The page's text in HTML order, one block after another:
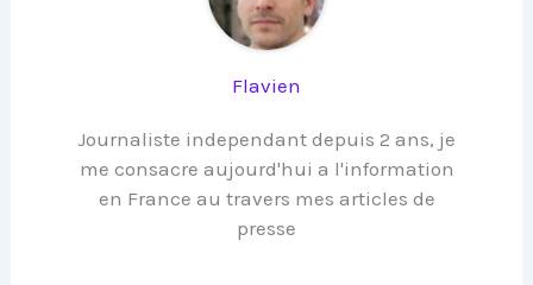
Flavien
Journaliste independant depuis 2 ans, je
me consacre aujourd'hui a l'information
en France au travers mes articles de
presse